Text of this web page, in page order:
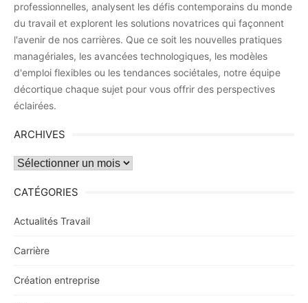
professionnelles, analysent les défis contemporains du monde
du travail et explorent les solutions novatrices qui façonnent
l'avenir de nos carrières. Que ce soit les nouvelles pratiques
managériales, les avancées technologiques, les modèles
d'emploi flexibles ou les tendances sociétales, notre équipe
décortique chaque sujet pour vous offrir des perspectives
éclairées.
ARCHIVES
Archives
CATÉGORIES
Actualités Travail
Carrière
Création entreprise